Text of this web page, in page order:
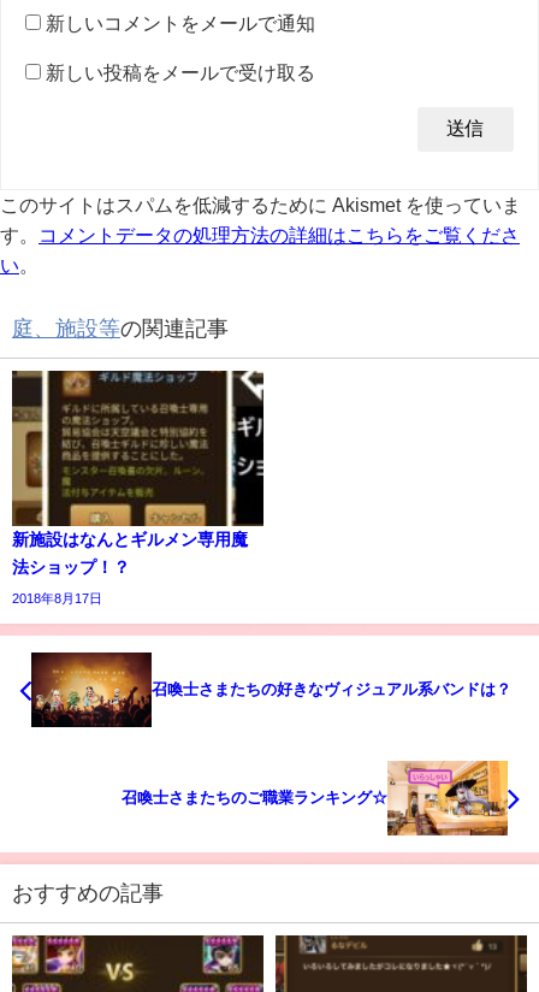
新しいコメントをメールで通知
新しい投稿をメールで受け取る
このサイトはスパムを低減するために Akismet を使っていま
す。
コメントデータの処理方法の詳細はこちらをご覧くださ
い
庭、施設等の関連記事
新施設はなんとギルメン専用魔
法ショップ！？
2018年8月17日
召喚士さまたちの好きなヴィジュアル系バンドは？
召喚士さまたちのご職業ランキング☆
おすすめの記事